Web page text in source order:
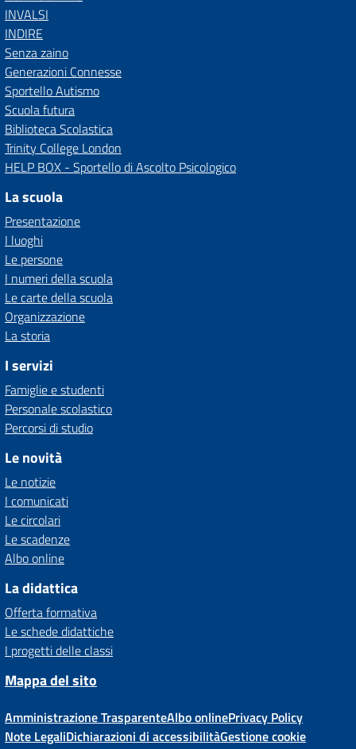
INVALSI
INDIRE
Senza zaino
Generazioni Connesse
Sportello Autismo
Scuola futura
Biblioteca Scolastica
Trinity College London
HELP BOX - Sportello di Ascolto Psicologico
La scuola
Presentazione
I luoghi
Le persone
I numeri della scuola
Le carte della scuola
Organizzazione
La storia
I servizi
Famiglie e studenti
Personale scolastico
Percorsi di studio
Le novità
Le notizie
I comunicati
Le circolari
Le scadenze
Albo online
La didattica
Offerta formativa
Le schede didattiche
I progetti delle classi
Mappa del sito
Amministrazione TrasparenteAlbo onlinePrivacy Policy
Note LegaliDichiarazioni di accessibilitàGestione cookie